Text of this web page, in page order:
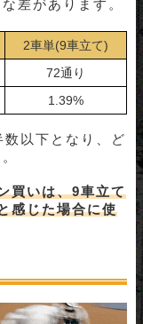
差があります。
2車単(9車立て)
72通り
1.39%
以下となり、ど
買いは、9車立て
感じた場合に使